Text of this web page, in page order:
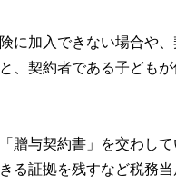
に加入できない場合や
、契約者である子ども
贈与契約書」を交わし
証拠を残すなど税務当